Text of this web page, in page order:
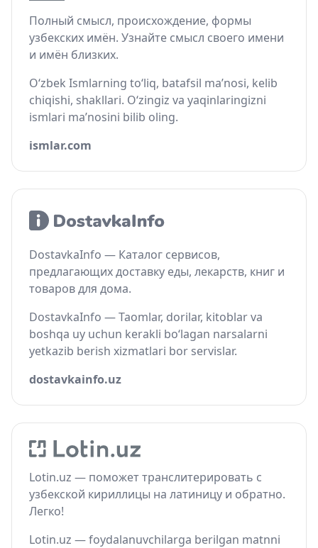
Полный смысл, происхождение, формы
узбекских имён. Узнайте смысл своего имени
и имён близких.
O‘zbek Ismlarning to‘liq, batafsil ma’nosi, kelib
chiqishi, shakllari. O‘zingiz va yaqinlaringizni
ismlari ma’nosini bilib oling.
ismlar.com
DostavkaInfo — Каталог сервисов,
предлагающих доставку еды, лекарств, книг и
товаров для дома.
DostavkaInfo — Taomlar, dorilar, kitoblar va
boshqa uy uchun kerakli bo‘lagan narsalarni
yetkazib berish xizmatlari bor servislar.
dostavkainfo.uz
Lotin.uz — поможет транслитерировать с
узбекской кириллицы на латиницу и обратно.
Легко!
Lotin.uz — foydalanuvchilarga berilgan matnni